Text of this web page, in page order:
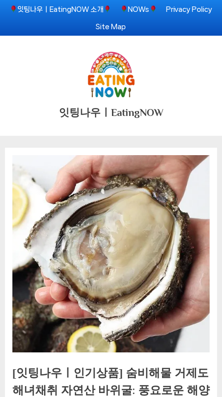
Skip
content
잇팅나우ㅣEatingNOW 소개 NOWs Privacy Policy
Site Map
잇팅나우ㅣEatingNOW
[잇팅나우ㅣ인기상품] 숨비해물 거제도
해녀채취 자연산 바위굴: 풍요로운 해양